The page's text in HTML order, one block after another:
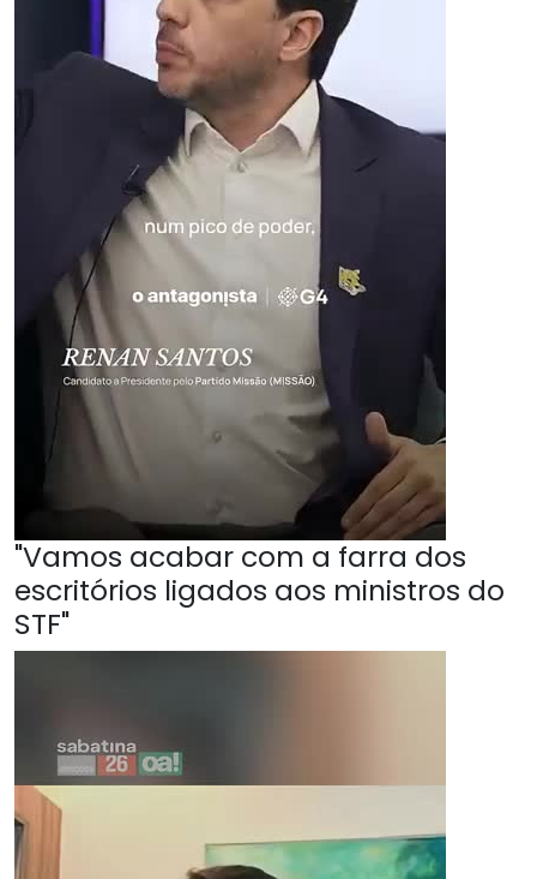
"Vamos acabar com a farra dos
escritórios ligados aos ministros do
STF"